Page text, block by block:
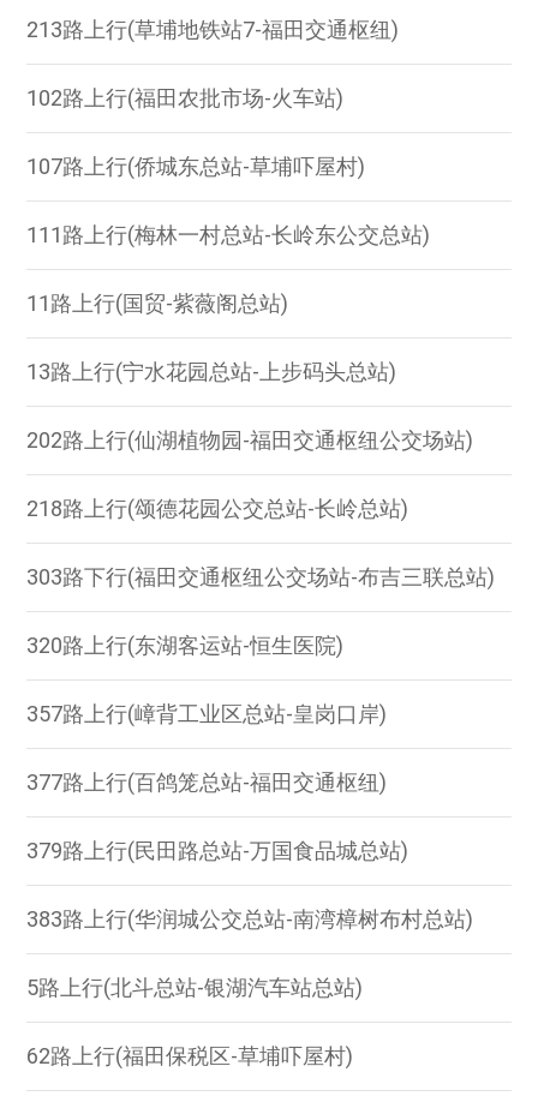
213路上行(草埔地铁站7-福田交通枢纽)
102路上行(福田农批市场-火车站)
107路上行(侨城东总站-草埔吓屋村)
111路上行(梅林一村总站-长岭东公交总站)
11路上行(国贸-紫薇阁总站)
13路上行(宁水花园总站-上步码头总站)
202路上行(仙湖植物园-福田交通枢纽公交场站)
218路上行(颂德花园公交总站-长岭总站)
303路下行(福田交通枢纽公交场站-布吉三联总站)
320路上行(东湖客运站-恒生医院)
357路上行(嶂背工业区总站-皇岗口岸)
377路上行(百鸽笼总站-福田交通枢纽)
379路上行(民田路总站-万国食品城总站)
383路上行(华润城公交总站-南湾樟树布村总站)
5路上行(北斗总站-银湖汽车站总站)
62路上行(福田保税区-草埔吓屋村)